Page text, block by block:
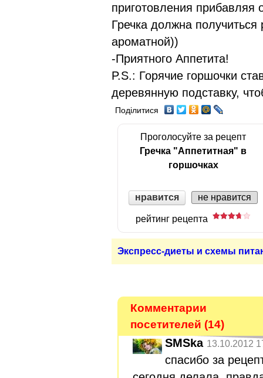
приготовления прибавляя
Гречка должна получиться
ароматной))
-Приятного Аппетита!
P.S.: Горячие горшочки
деревянную подставку,
Поділитися
Проголосуйте за рецепт
Гречка "Аппетитная" в
горшочках
нравится не нравится
рейтинг рецепта
Экспресс-диеты и схемы
Комментарии
посетителей (14)
SMSka 13.10.2012
спасибо за